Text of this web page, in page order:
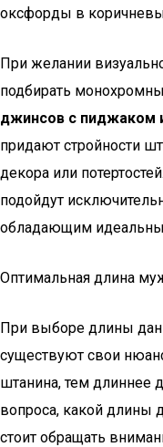
оксфорды в
При желании
подбирать
джинсов с пиджаком
придают стройности
декора или
подойдут
обладающим
Оптимальная длина
При выборе длины
существуют свои
штанина, тем
вопроса, какой
стоит обращать